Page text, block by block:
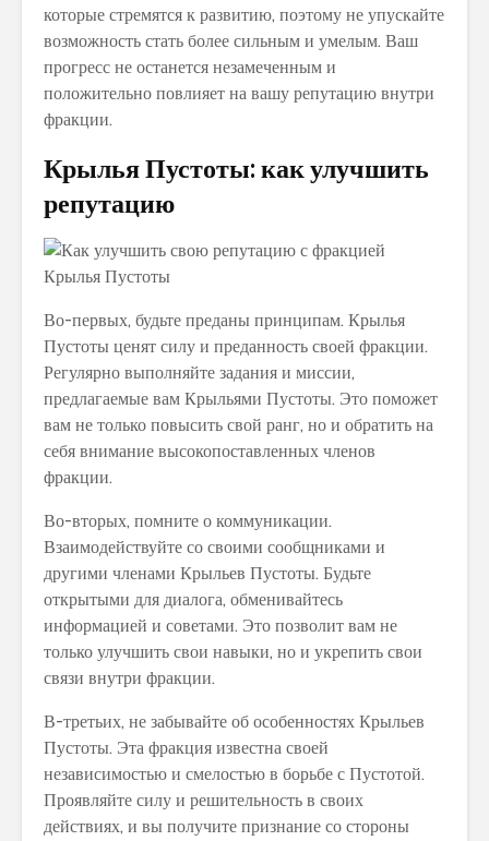
которые стремятся к развитию, поэтому не упускайте
возможность стать более сильным и умелым. Ваш
прогресс не останется незамеченным и
положительно повлияет на вашу репутацию внутри
фракции.
Крылья Пустоты: как улучшить
репутацию
Во-первых, будьте преданы принципам. Крылья
Пустоты ценят силу и преданность своей фракции.
Регулярно выполняйте задания и миссии,
предлагаемые вам Крыльями Пустоты. Это поможет
вам не только повысить свой ранг, но и обратить на
себя внимание высокопоставленных членов
фракции.
Во-вторых, помните о коммуникации.
Взаимодействуйте со своими сообщниками и
другими членами Крыльев Пустоты. Будьте
открытыми для диалога, обменивайтесь
информацией и советами. Это позволит вам не
только улучшить свои навыки, но и укрепить свои
связи внутри фракции.
В-третьих, не забывайте об особенностях Крыльев
Пустоты. Эта фракция известна своей
независимостью и смелостью в борьбе с Пустотой.
Проявляйте силу и решительность в своих
действиях, и вы получите признание со стороны